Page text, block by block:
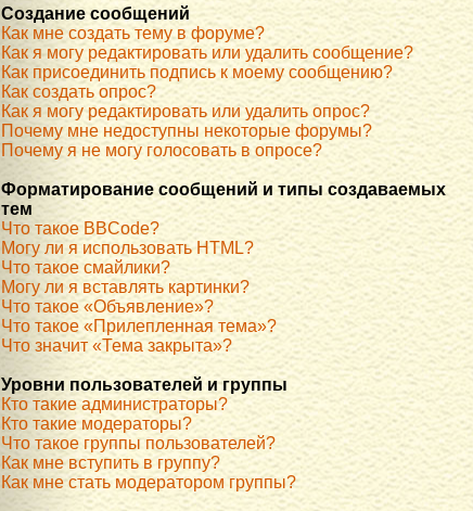
Создание сообщений
Как мне создать тему в форуме?
Как я могу редактировать или удалить сообщение?
Как присоединить подпись к моему сообщению?
Как создать опрос?
Как я могу редактировать или удалить опрос?
Почему мне недоступны некоторые форумы?
Почему я не могу голосовать в опросе?
Форматирование сообщений и типы создаваемых
тем
Что такое BBCode?
Могу ли я использовать HTML?
Что такое смайлики?
Могу ли я вставлять картинки?
Что такое «Объявление»?
Что такое «Прилепленная тема»?
Что значит «Тема закрыта»?
Уровни пользователей и группы
Кто такие администраторы?
Кто такие модераторы?
Что такое группы пользователей?
Как мне вступить в группу?
Как мне стать модератором группы?